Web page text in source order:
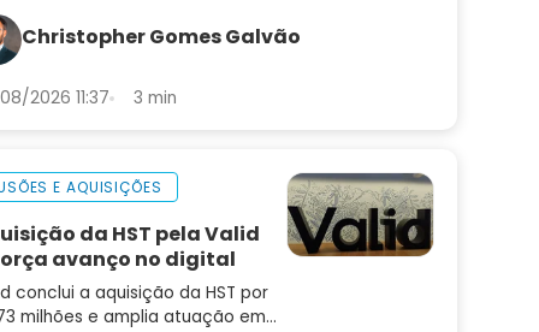
aquecido
Christopher Gomes Galvão
2026 11:37 3 min
E AQUISIÇÕES
da HST pela Valid
avanço no digital
conclui a aquisição da HST por
milhões e amplia atuação em